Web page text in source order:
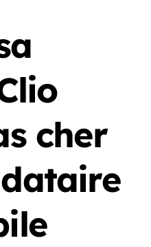
cher